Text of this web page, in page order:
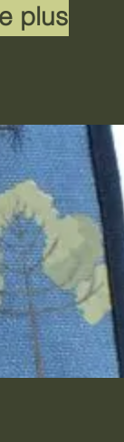
plus